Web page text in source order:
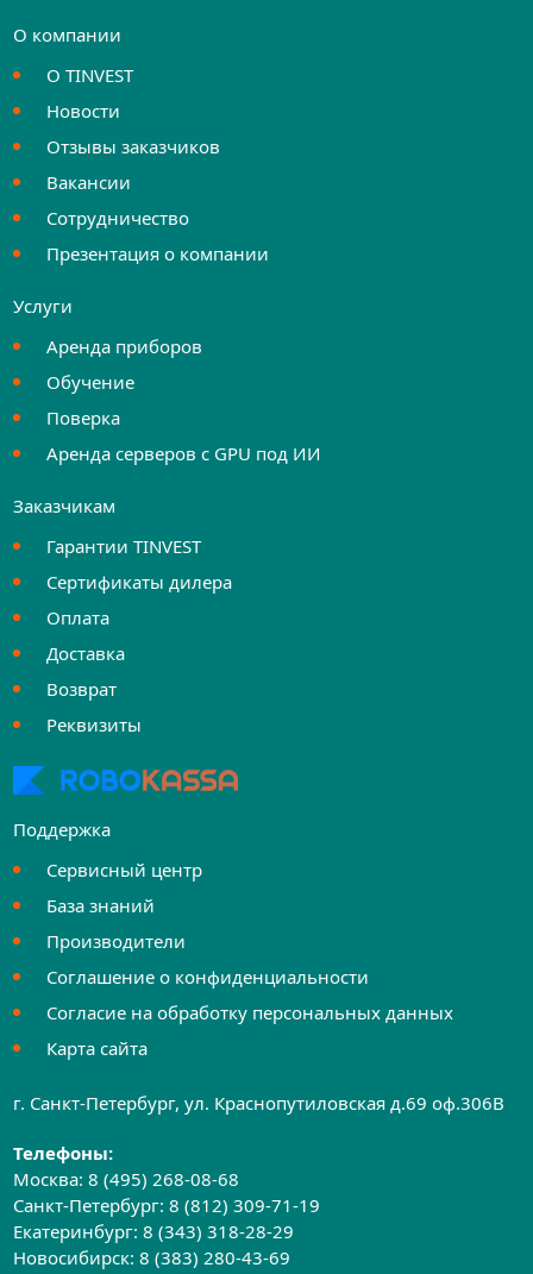
О компании
О TINVEST
Новости
Отзывы заказчиков
Вакансии
Сотрудничество
Презентация о компании
Услуги
Аренда приборов
Обучение
Поверка
Аренда серверов с GPU под ИИ
Заказчикам
Гарантии TINVEST
Сертификаты дилера
Оплата
Доставка
Возврат
Реквизиты
Поддержка
Сервисный центр
База знаний
Производители
Соглашение о конфиденциальности
Согласие на обработку персональных данных
Карта сайта
г. Санкт-Петербург, ул. Краснопутиловская д.69 оф.306B
Телефоны:
Москва:8 (495) 268-08-68
Санкт-Петербург:8 (812) 309-71-19
Екатеринбург:8 (343) 318-28-29
Новосибирск:8 (383) 280-43-69